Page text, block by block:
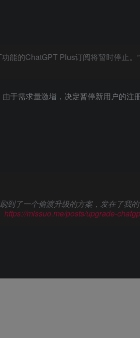
能的ChatGPT Plus订阅将暂时停止。
于需求量激增，决定暂停新用户的注
了一个偷渡升级的方案，发在了我的
https://missuo.me/posts/upgrade-